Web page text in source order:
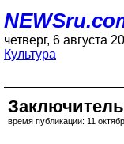
четверг, 6 августа
Культура
время публикации: 11